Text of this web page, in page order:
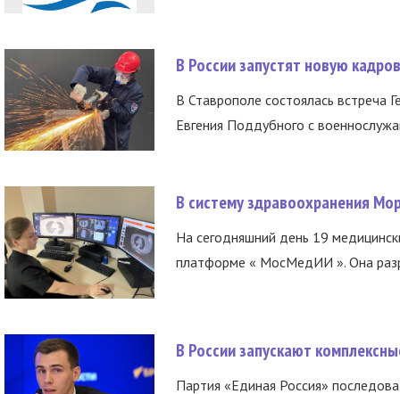
В России запустят новую
В Ставрополе состоялась встреча
Евгения Поддубного с
В систему здравоохранения
На сегодняшний день 19
платформе « МосМедИИ ». Она
В России запускают
Партия «Единая Россия»